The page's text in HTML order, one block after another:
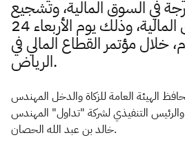
في السوق المالية، وتشجيع
الاستثمار في السوق المالية، وذلك يوم الأربعاء 24
أبريل 2019م، خلال مؤتمر القطاع المالي في
الرياض.
الهيئة العامة للزكاة والدخل المهندس
التنفيذي لشركة "تداول" المهندس
خالد بن عبد الله الحصان.